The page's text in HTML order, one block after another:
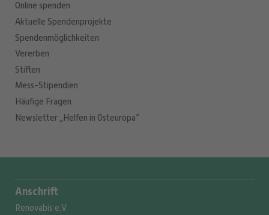
Online spenden
Aktuelle Spendenprojekte
Spendenmöglichkeiten
Vererben
Stiften
Mess-Stipendien
Häufige Fragen
Newsletter „Helfen in Osteuropa“
Anschrift
Renovabis e.V.